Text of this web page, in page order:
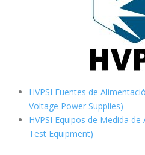
HVPSI Fuentes de
Voltage Power Supplies)
HVPSI Equipos de Medida
Test Equipment)